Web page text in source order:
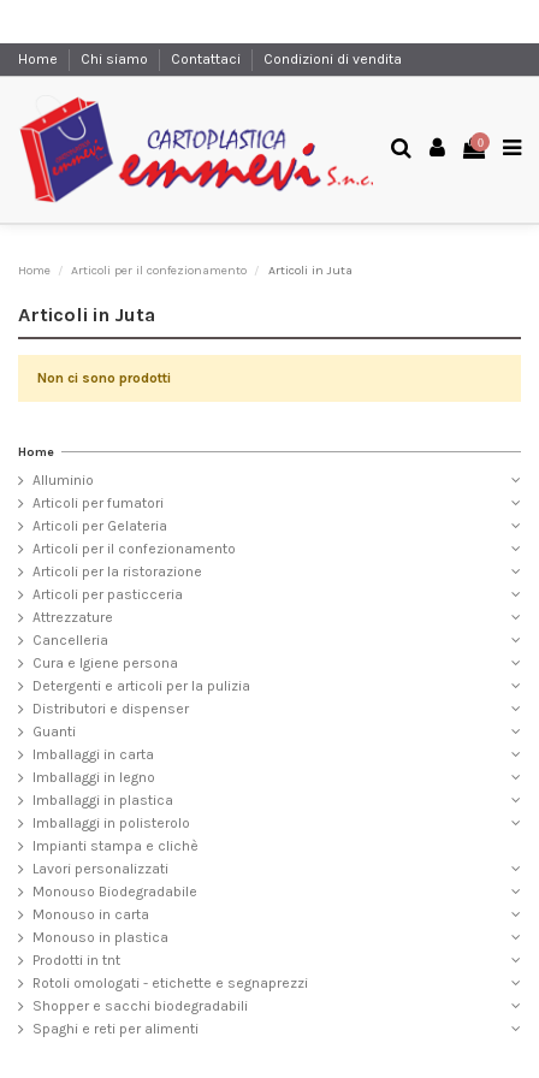
Home Chi siamo Contattaci Condizioni di vendita
0
Home Articoli per il confezionamento Articoli in Juta
Articoli in Juta
Non ci sono prodotti
Home
Alluminio
Articoli per fumatori
Articoli per Gelateria
Articoli per il confezionamento
Articoli per la ristorazione
Articoli per pasticceria
Attrezzature
Cancelleria
Cura e Igiene persona
Detergenti e articoli per la pulizia
Distributori e dispenser
Guanti
Imballaggi in carta
Imballaggi in legno
Imballaggi in plastica
Imballaggi in polisterolo
Impianti stampa e clichè
Lavori personalizzati
Monouso Biodegradabile
Monouso in carta
Monouso in plastica
Prodotti in tnt
Rotoli omologati - etichette e segnaprezzi
Shopper e sacchi biodegradabili
Spaghi e reti per alimenti